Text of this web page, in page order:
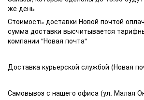
же день
Стоимость доставки Новой почтой
сумма доставки высчитывается
компании "Новая почта"
Доставка курьерской службой (Новая
Самовывоз с нашего офиса (ул. Малая